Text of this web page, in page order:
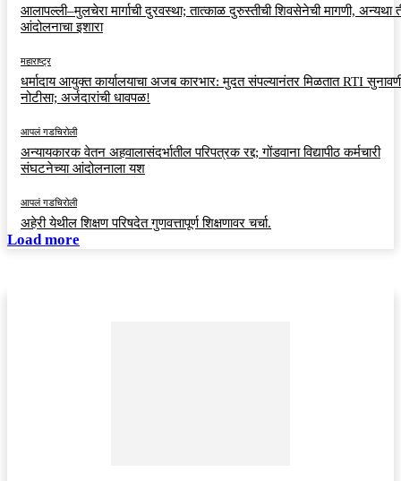
आलापल्ली–मुलचेरा मार्गाची दुरवस्था; तात्काळ दुरुस्तीची शिवसेनेची मागणी, अन्यथा
आंदोलनाचा इशारा
महाराष्ट्र
धर्मादाय आयुक्त कार्यालयाचा अजब कारभार: मुदत संपल्यानंतर मिळतात RTI
नोटीसा; अर्जदारांची धावपळ!
आपलं गडचिरोली
अन्यायकारक वेतन अहवालासंदर्भातील परिपत्रक रद्द; गोंडवाना विद्यापीठ कर्मचारी
संघटनेच्या आंदोलनाला यश
आपलं गडचिरोली
अहेरी येथील शिक्षण परिषदेत गुणवत्तापूर्ण शिक्षणावर चर्चा.
Load more